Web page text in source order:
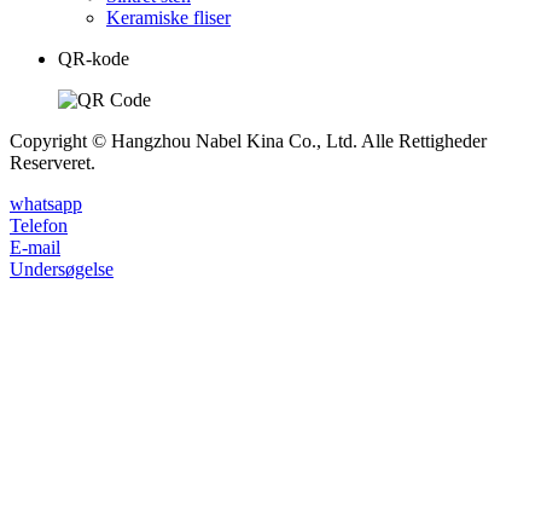
Keramiske fliser
QR-kode
Copyright © Hangzhou Nabel Kina Co., Ltd. Alle Rettigheder
Reserveret.
whatsapp
Telefon
E-mail
Undersøgelse